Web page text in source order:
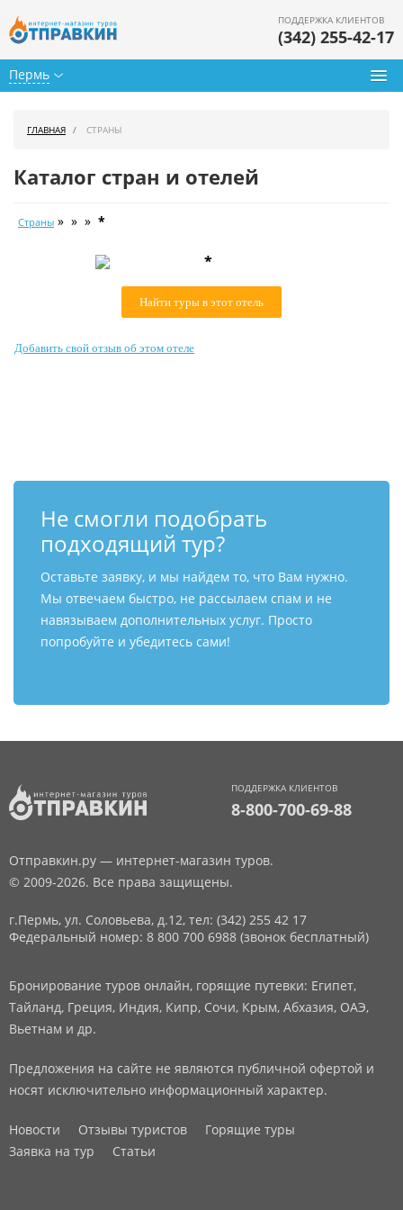
Пермь
ПОДДЕРЖКА КЛИЕНТОВ
(342) 255-42-17
Календарь туров
Как купить
ГЛАВНАЯ СТРАНЫ
Каталог стран и отелей
Страны » » » *
*
Найти туры в этот отель
Добавить свой отзыв об этом отеле
Не смогли подобрать
подходящий тур?
Оставьте заявку, и мы найдем то, что Вам нужно.
Мы отвечаем быстро, не рассылаем спам и не
навязываем дополнительных услуг. Просто
попробуйте и убедитесь сами!
ПОДДЕРЖКА КЛИЕНТОВ
8-800-700-69-88
Отправкин.ру — интернет-магазин туров.
© 2009-2026. Все права защищены.
г.Пермь, ул. Соловьева, д.12, тел: (342) 255 42 17
Федеральный номер: 8 800 700 6988 (звонок бесплатный)
Бронирование туров онлайн, горящие путевки: Египет,
Тайланд, Греция, Индия, Кипр, Сочи, Крым, Абхазия, ОАЭ,
Вьетнам и др.
Предложения на сайте не являются публичной офертой и
носят исключительно информационный характер.
Новости Отзывы туристов
Горящие туры
Заявка на тур
Статьи